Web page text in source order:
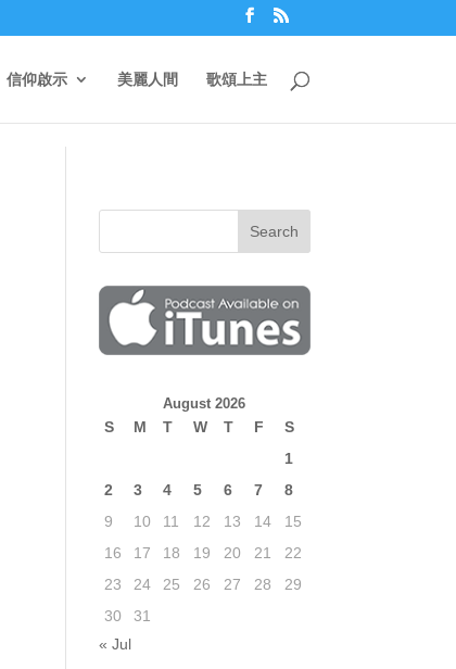
信仰啟示 美麗人間 歌頌上主
August 2026
S M T W T F
S
1
2
3 4 5 6 7
8
9
10 11 12 13 14
15
16
17 18 19 20 21
22
23
24 25 26 27 28
29
30
31
« Jul